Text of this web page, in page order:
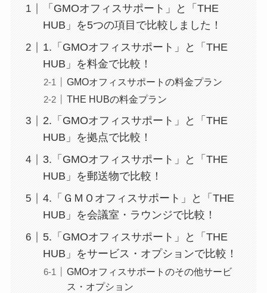
「GMOオフィスサポート」と「THE
HUB」を5つの項目で比較しました！
1.「GMOオフィスサポート」と「THE
HUB」を料金で比較！
GMOオフィスサポートの料金プラン
THE HUBの料金プラン
2.「GMOオフィスサポート」と「THE
HUB」を拠点で比較！
3.「GMOオフィスサポート」と「THE
HUB」を郵送物で比較！
4.「ＧＭＯオフィスサポート」と「THE
HUB」を会議室・ラウンジで比較！
5.「GMOオフィスサポート」と「THE
HUB」をサービス・オプションで比較！
GMOオフィスサポートのその他サービ
ス・オプション